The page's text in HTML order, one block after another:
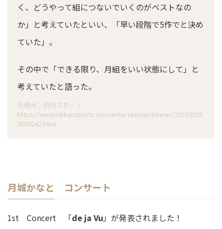
く、どうやって組につないでいくのがベストなの
か」と考えていたといい、「早い段階で5作でと決め
ていた」。
その中で「できる限り、月組をいい状態にして」と
考えていたと語った。
引用元：日刊スポーツ
https://www.nikkansports.com/entertainment/news/20230926
0000242.html
月城かなと コンサート
1st Concert 「de ja Vu 」が発表されました！